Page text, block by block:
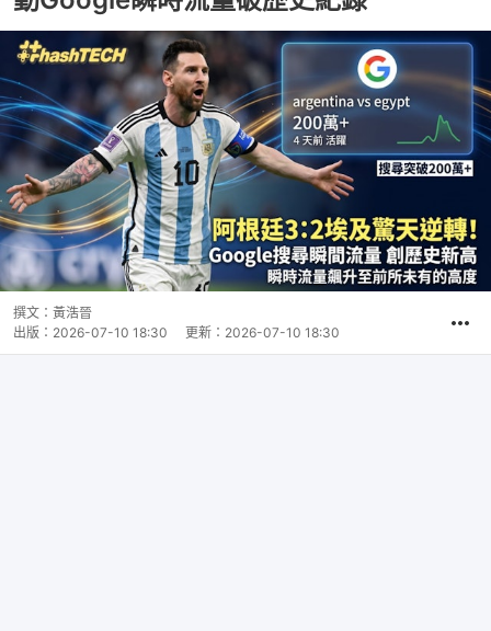
撰文： 黃浩晉
出版： 2026-07-10 18:30 更新： 2026-07-10 18:30